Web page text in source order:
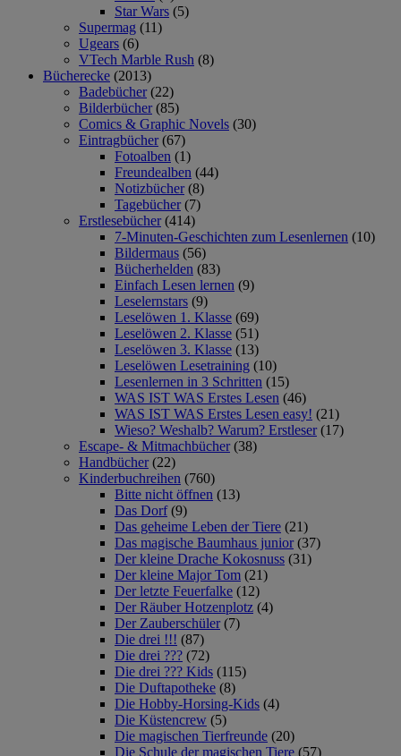
Star Wars (5)
Supermag (11)
Ugears (6)
VTech Marble Rush (8)
Bücherecke (2013)
Badebücher (22)
Bilderbücher (85)
Comics & Graphic Novels (30)
Eintragbücher (67)
Fotoalben (1)
Freundealben (44)
Notizbücher (8)
Tagebücher (7)
Erstlesebücher (414)
7-Minuten-Geschichten zum Lesenlernen (10)
Bildermaus (56)
Bücherhelden (83)
Einfach Lesen lernen (9)
Leselernstars (9)
Leselöwen 1. Klasse (69)
Leselöwen 2. Klasse (51)
Leselöwen 3. Klasse (13)
Leselöwen Lesetraining (10)
Lesenlernen in 3 Schritten (15)
WAS IST WAS Erstes Lesen (46)
WAS IST WAS Erstes Lesen easy! (21)
Wieso? Weshalb? Warum? Erstleser (17)
Escape- & Mitmachbücher (38)
Handbücher (22)
Kinderbuchreihen (760)
Bitte nicht öffnen (13)
Das Dorf (9)
Das geheime Leben der Tiere (21)
Das magische Baumhaus junior (37)
Der kleine Drache Kokosnuss (31)
Der kleine Major Tom (21)
Der letzte Feuerfalke (12)
Der Räuber Hotzenplotz (4)
Der Zauberschüler (7)
Die drei !!! (87)
Die drei ??? (72)
Die drei ??? Kids (115)
Die Duftapotheke (8)
Die Hobby-Horsing-Kids (4)
Die Küstencrew (5)
Die magischen Tierfreunde (20)
Die Schule der magischen Tiere (57)